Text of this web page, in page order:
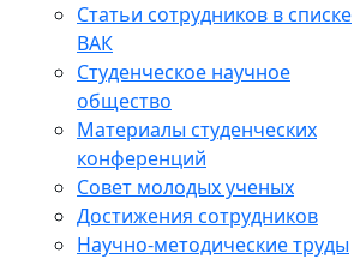
Статьи сотрудников в списке
ВАК
Студенческое научное
общество
Материалы студенческих
конференций
Совет молодых ученых
Достижения сотрудников
Научно-методические труды